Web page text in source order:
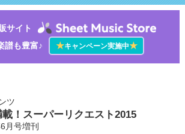
サイト
譜も豊富♪
★キャンペーン実施中★
ツ
！スーパーリクエスト2015
月号増刊